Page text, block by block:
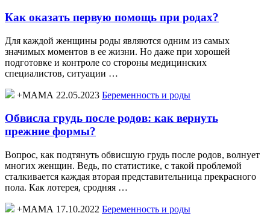
Как оказать первую помощь при родах?
Для каждой женщины роды являются одним из самых
значимых моментов в ее жизни. Но даже при хорошей
подготовке и контроле со стороны медицинских
специалистов, ситуации …
+МАМА 22.05.2023 Беременность и роды
Обвисла грудь после родов: как вернуть
прежние формы?
Вопрос, как подтянуть обвисшую грудь после родов, волнует
многих женщин. Ведь, по статистике, с такой проблемой
сталкивается каждая вторая представительница прекрасного
пола. Как лотерея, сродняя …
+МАМА 17.10.2022 Беременность и роды